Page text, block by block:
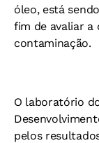
óleo, está
fim de avaliar a
contaminação.
O laboratório
pelos